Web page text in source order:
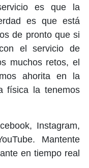
es que la
es que está
de pronto que si
el servicio de
muchos retos, el
ahorita en la
física la tenemos
Instagram,
Mantente
en tiempo real